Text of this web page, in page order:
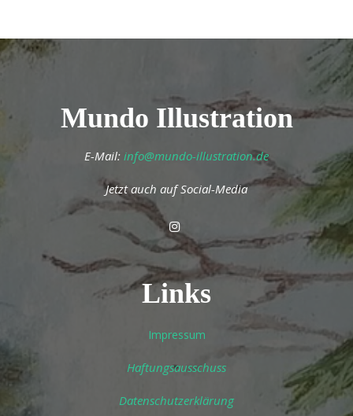
Mundo Illustration
E-Mail: info@mundo-illustration.de
Jetzt auch auf Social-Media
Links
Impressum
Haftungsausschuss
Datenschutzerklärung